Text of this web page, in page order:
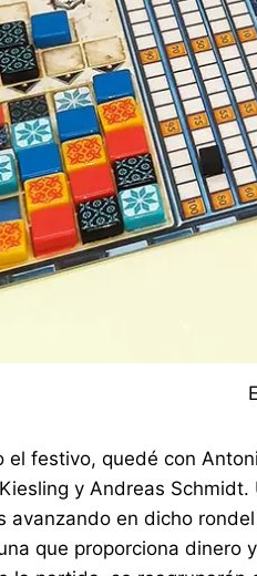
el festivo, quedé con
y Andreas
avanzando en dicho
que proporciona